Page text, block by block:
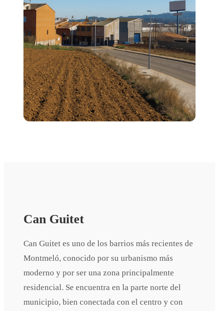
Can Guitet
Can Guitet es uno de los barrios más recientes de
Montmeló, conocido por su urbanismo más
moderno y por ser una zona principalmente
residencial. Se encuentra en la parte norte del
municipio, bien conectada con el centro y con